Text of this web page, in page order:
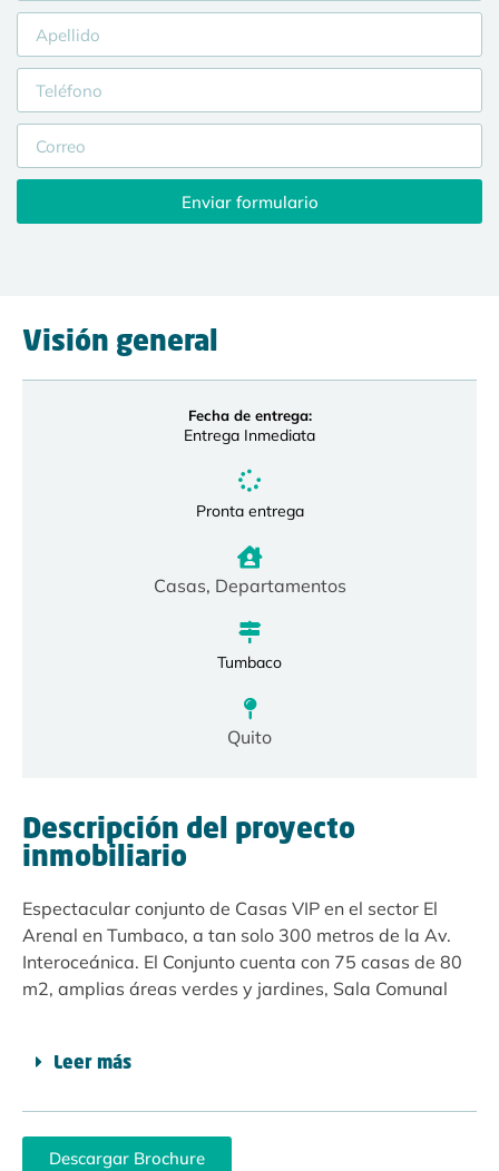
Visión general
Fecha de entrega:
Entrega Inmediata
Pronta entrega
Casas, Departamentos
Tumbaco
Quito
Descripción del proyecto
inmobiliario
Espectacular conjunto de Casas VIP en el sector El
Arenal en Tumbaco, a tan solo 300 metros de la Av.
Interoceánica. El Conjunto cuenta con 75 casas de 80
m2, amplias áreas verdes y jardines, Sala Comunal
Leer más
Descargar Brochure
Enviar formulario